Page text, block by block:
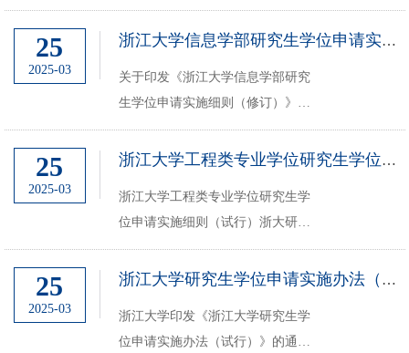
工程学院研究生学位申请实施细
则》的通知.pdf
25
2025-03
浙江大学信息学部研究生学位申请实施细则（修订）
关于印发《浙江大学信息学部研究
生学位申请实施细则（修订）》的
通知.pdf
25
2025-03
浙江大学工程类专业学位研究生学位申请实施细则（试行）
浙江大学工程类专业学位研究生学
位申请实施细则（试行）浙大研院
发 〔2025〕1 号.pdf
25
2025-03
浙江大学研究生学位申请实施办法（试行）
浙江大学印发《浙江大学研究生学
位申请实施办法（试行）》的通